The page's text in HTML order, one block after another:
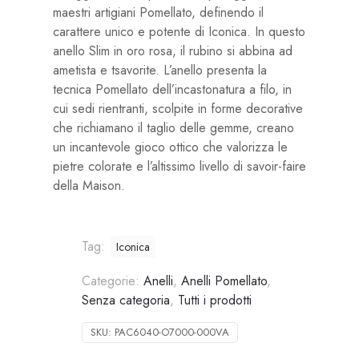
maestri artigiani Pomellato, definendo il
carattere unico e potente di Iconica. In questo
anello Slim in oro rosa, il rubino si abbina ad
ametista e tsavorite. L’anello presenta la
tecnica Pomellato dell’incastonatura a filo, in
cui sedi rientranti, scolpite in forme decorative
che richiamano il taglio delle gemme, creano
un incantevole gioco ottico che valorizza le
pietre colorate e l’altissimo livello di savoir-faire
della Maison.
Tag: Iconica
Categorie:Anelli,Anelli Pomellato,
Senza categoria, Tutti i prodotti
SKU: PAC6040-O7000-000VA